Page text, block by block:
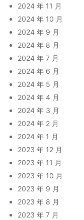
2024 年 11 月
2024 年 10 月
2024 年 9 月
2024 年 8 月
2024 年 7 月
2024 年 6 月
2024 年 5 月
2024 年 4 月
2024 年 3 月
2024 年 2 月
2024 年 1 月
2023 年 12 月
2023 年 11 月
2023 年 10 月
2023 年 9 月
2023 年 8 月
2023 年 7 月